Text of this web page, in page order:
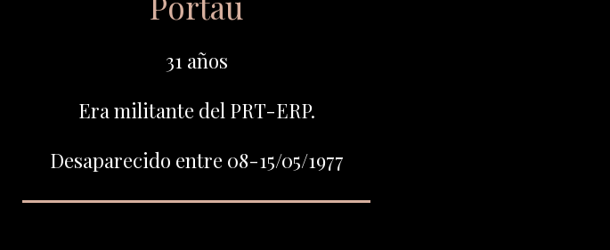
31 años
Era militante del PRT-ERP.
Desaparecido entre 08-15/05/1977